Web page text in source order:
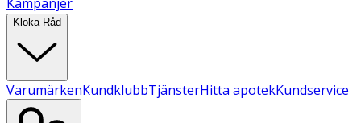
Kloka Råd
VarumärkenKundklubbTjänsterHitta apotekKundservice